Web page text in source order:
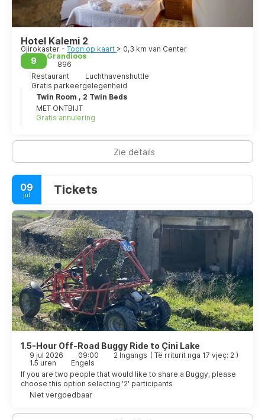
Hotel Kalemi 2
Gjirokaster - Toon op kaart > 0,3 km van Center
9
Grandioos
896
Restaurant
Luchthavenshuttle
Gratis parkeergelegenheid
Twin Room , 2 Twin Beds
MET ONTBIJT
Gratis annulering
Zie details
09
jul Tickets
1.5-Hour Off-Road Buggy Ride to Çini Lake
9 jul 2026 09:00 2 Ingangs ( Të rriturit nga 17 vjeç: 2 )
1.5 uren
Engels
If you are two people that would like to share a Buggy, please
choose this option selecting '2' participants
Niet vergoedbaar